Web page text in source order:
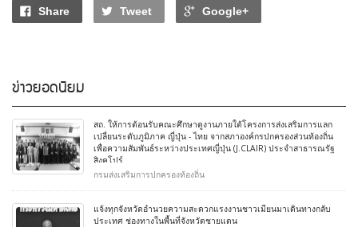
Share Tweet Google+
ข่าวยอดนิยม
สถ. ให้การต้อนรับคณะศึกษาดูงานภายใต้โครงการส่งเสริมการแลก
เปลี่ยนระดับภูมิภาค ญี่ปุ่น - ไทย จากสภาองค์กรปกครองส่วนท้องถิ่น
เพื่อความสัมพันธ์ระหว่างประเทศญี่ปุ่น (J.CLAIR) ประจำสาธารณรัฐ
สิงคโปร์
กรมส่งเสริมการปกครองท้องถิ่น
แจ้งทุกจังหวัดอำนวยความสะดวกแรงงานชาวเมียนมาเดินทางกลับ
ประเทศ ช่องทางในพื้นที่จังหวัดชายแดน